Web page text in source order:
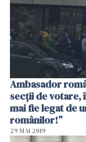
Ambasador
secții de votare,
mai fie legat de
românilor!”
29 MAI 2019